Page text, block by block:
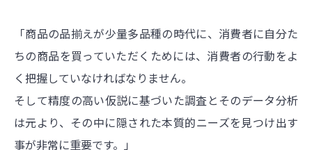
「商品の品揃えが少量多品種の時代に、消費者に自分た
ちの商品を買っていただくためには、消費者の行動をよ
く把握していなければなりません。
そして精度の高い仮説に基づいた調査とそのデータ分析
は元より、その中に隠された本質的ニーズを見つけ出す
事が非常に重要です。」